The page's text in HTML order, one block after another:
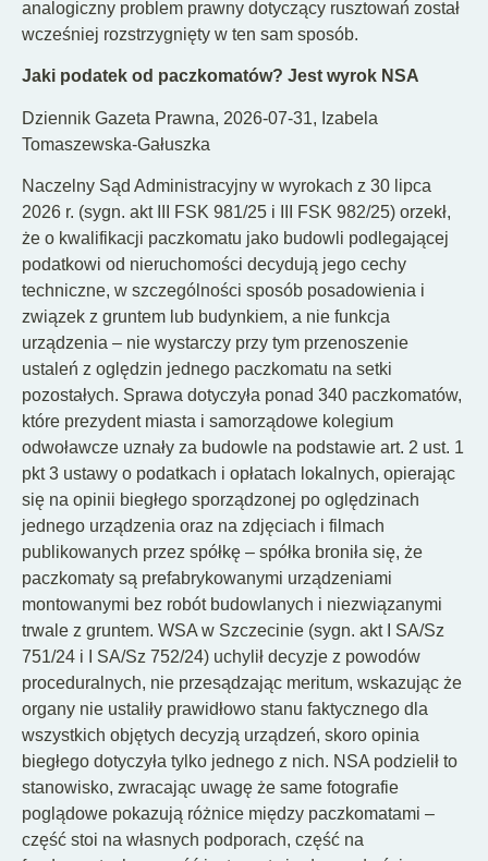
analogiczny problem prawny dotyczący rusztowań został
wcześniej rozstrzygnięty w ten sam sposób.
Jaki podatek od paczkomatów? Jest wyrok NSA
Dziennik Gazeta Prawna, 2026-07-31, Izabela
Tomaszewska-Gałuszka
Naczelny Sąd Administracyjny w wyrokach z 30 lipca
2026 r. (sygn. akt III FSK 981/25 i III FSK 982/25) orzekł,
że o kwalifikacji paczkomatu jako budowli podlegającej
podatkowi od nieruchomości decydują jego cechy
techniczne, w szczególności sposób posadowienia i
związek z gruntem lub budynkiem, a nie funkcja
urządzenia – nie wystarczy przy tym przenoszenie
ustaleń z oględzin jednego paczkomatu na setki
pozostałych. Sprawa dotyczyła ponad 340 paczkomatów,
które prezydent miasta i samorządowe kolegium
odwoławcze uznały za budowle na podstawie art. 2 ust. 1
pkt 3 ustawy o podatkach i opłatach lokalnych, opierając
się na opinii biegłego sporządzonej po oględzinach
jednego urządzenia oraz na zdjęciach i filmach
publikowanych przez spółkę – spółka broniła się, że
paczkomaty są prefabrykowanymi urządzeniami
montowanymi bez robót budowlanych i niezwiązanymi
trwale z gruntem. WSA w Szczecinie (sygn. akt I SA/Sz
751/24 i I SA/Sz 752/24) uchylił decyzje z powodów
proceduralnych, nie przesądzając meritum, wskazując że
organy nie ustaliły prawidłowo stanu faktycznego dla
wszystkich objętych decyzją urządzeń, skoro opinia
biegłego dotyczyła tylko jednego z nich. NSA podzielił to
stanowisko, zwracając uwagę że same fotografie
poglądowe pokazują różnice między paczkomatami –
część stoi na własnych podporach, część na